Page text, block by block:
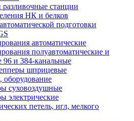
станции
НК и белков
подготовки
автоматические
полуавтоматические и
96 и 384-канальные
шприцевые
оборудование
суховоздушные
электрические
петель, игл, мелкого